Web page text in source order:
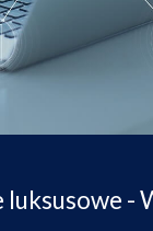
luksusowe -